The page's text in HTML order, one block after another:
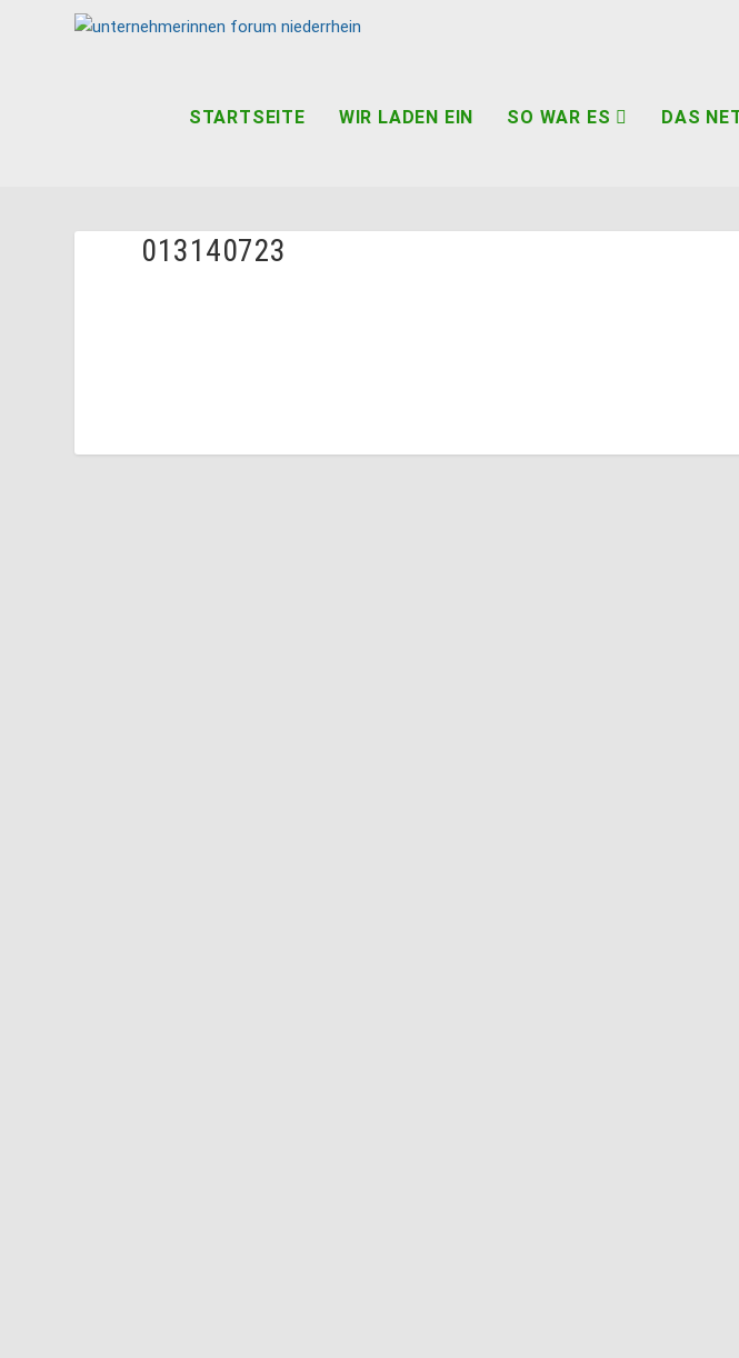
STARTSEITE WIR LADEN EIN SO WAR ES DAS
013140723